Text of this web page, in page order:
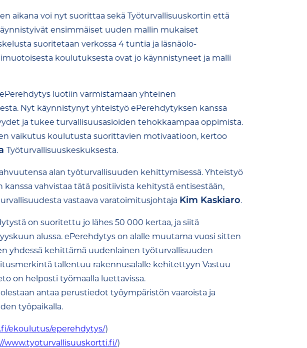
aikana voi nyt suorittaa sekä Työturvallisuuskortin että
ensimmäiset uuden mallin mukaiset
suoritetaan verkossa 4 tuntia ja läsnäolo-
koulutuksesta ovat jo käynnistyneet ja malli
luotiin varmistamaan yhteinen
Nyt käynnistynyt yhteistyö ePerehdytyksen kanssa
ja tukee turvallisuusasioiden tehokkaampaa oppimista.
vaikutus koulutusta suorittavien motivaatioon, kertoo
Työturvallisuuskeskuksesta.
alan työturvallisuuden kehittymisessä. Yhteistyö
vahvistaa tätä positiivista kehitystä entisestään,
vastaava varatoimitusjohtaja Kim Kaskiaro.
on suoritettu jo lähes 50 000 kertaa, ja siitä
alussa. ePerehdytys on alalle muutama vuosi sitten
yhdessä kehittämä uudenlainen työturvallisuuden
tallentuu rakennusalalle kehitettyyn Vastuu
on helposti työmaalla luettavissa.
antaa perustiedot työympäristön vaaroista ja
työpaikalla.
ekoulutus/eperehdytys/)
www.tyoturvallisuuskortti.fi/)